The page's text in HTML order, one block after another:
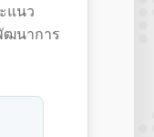
แนว
ฒนาการ